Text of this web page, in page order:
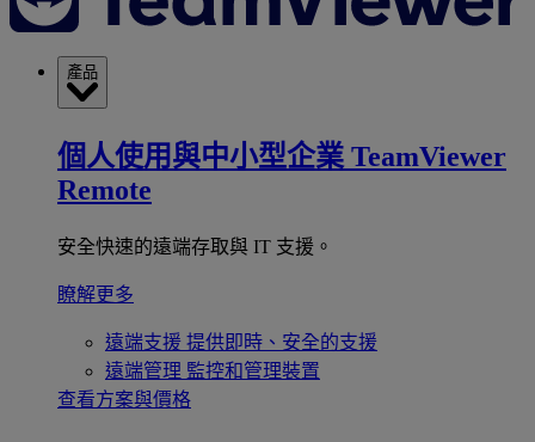
產品
個人使用與中小型企業 TeamViewer
Remote
安全快速的遠端存取與 IT 支援。
瞭解更多
遠端支援 提供即時、安全的支援
遠端管理 監控和管理裝置
查看方案與價格